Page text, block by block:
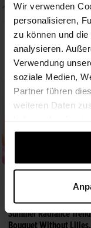
Wir verwenden
personalisieren,
zu können und
analysieren.
Verwendung
soziale Medien,
Partner führen
weiteren Daten
gesammelt haben.
Beautifully Simple
Flower Wrap.
97,00 €
Summer Radiance
Bouquet Without Lilies.